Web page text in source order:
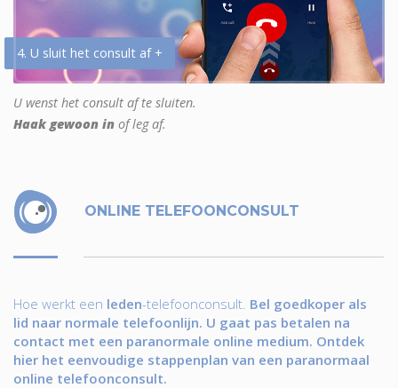
4. U sluit het consult af +
U wenst het consult af te sluiten.
Haak gewoon in of leg af.
ONLINE TELEFOONCONSULT
Hoe werkt een leden-telefoonconsult. Bel goedkoper als
lid naar normale telefoonlijn. U gaat pas betalen na
contact met een paranormale online medium. Ontdek
hier het eenvoudige stappenplan van een paranormaal
online telefoonconsult.